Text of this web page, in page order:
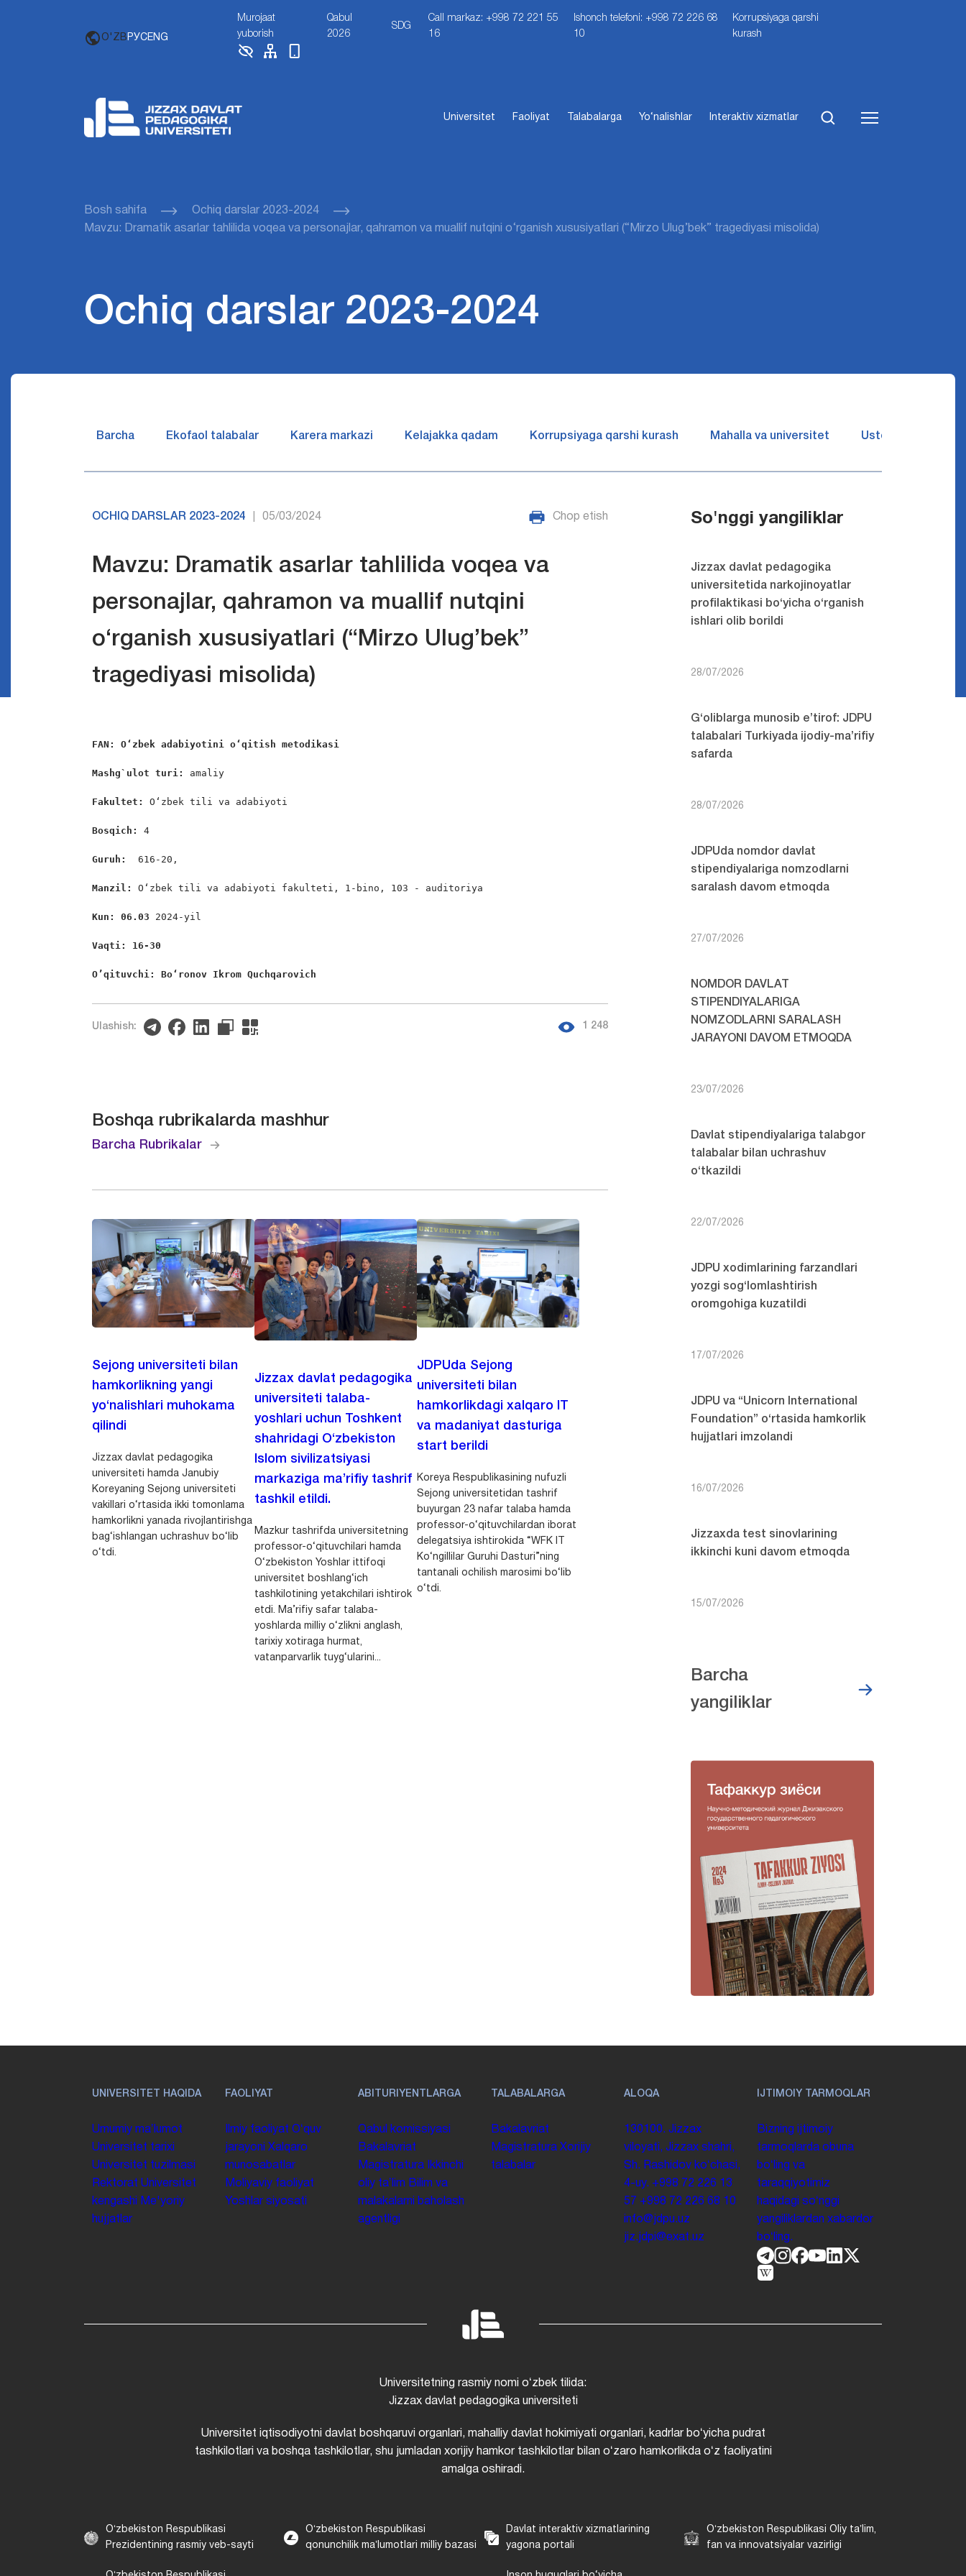
O'ZB РУСENG
Murojaat
yuborish
Qabul
2026
SDG
Call markaz: +998 72 221 55
16
Ishonch telefoni: +998 72 226 68
10
Korrupsiyaga qarshi
kurash
Universitet Faoliyat Talabalarga Yo‘nalishlar Interaktiv xizmatlar
Bosh sahifa
Ochiq darslar 2023-2024
Mavzu: Dramatik asarlar tahlilida voqea va personajlar, qahramon va muallif nutqini o‘rganish xususiyatlari (“Mirzo Ulug’bek” tragediyasi misolida)
Ochiq darslar 2023-2024
Barcha Ekofaol talabalar Karera markazi Kelajakka qadam Korrupsiyaga qarshi kurash Mahalla va universitet Ustozlar suhbatin
OCHIQ DARSLAR 2023-2024 05/03/2024 Chop etish
Mavzu: Dramatik asarlar tahlilida voqea va
personajlar, qahramon va muallif nutqini
o‘rganish xususiyatlari (“Mirzo Ulug’bek”
tragediyasi misolida)
FAN: O‘zbek adabiyotini o‘qitish metodikasi
Mashg`ulot turi: amaliy
Fakultet: O‘zbek tili va adabiyoti
Bosqich: 4
Guruh: 616-20,
Manzil: O‘zbek tili va adabiyoti fakulteti, 1-bino, 103 - auditoriya
Kun: 06.03 2024-yil
Vaqti: 16-30
O’qituvchi: Bo‘ronov Ikrom Quchqarovich
Ulashish: 1 248
Boshqa rubrikalarda mashhur
Barcha Rubrikalar
Sejong universiteti bilan
hamkorlikning yangi
yo‘nalishlari muhokama
qilindi
Jizzax davlat pedagogika
universiteti hamda Janubiy
Koreyaning Sejong universiteti
vakillari o‘rtasida ikki tomonlama
hamkorlikni yanada rivojlantirishga
bag‘ishlangan uchrashuv bo‘lib
o‘tdi.
Jizzax davlat pedagogika
universiteti talaba-
yoshlari uchun Toshkent
shahridagi O‘zbekiston
Islom sivilizatsiyasi
markaziga ma’rifiy tashrif
tashkil etildi.
Mazkur tashrifda universitetning
professor-o‘qituvchilari hamda
O‘zbekiston Yoshlar ittifoqi
universitet boshlang‘ich
tashkilotining yetakchilari ishtirok
etdi. Ma’rifiy safar talaba-
yoshlarda milliy o‘zlikni anglash,
tarixiy xotiraga hurmat,
vatanparvarlik tuyg‘ularini...
JDPUda Sejong
universiteti bilan
hamkorlikdagi xalqaro IT
va madaniyat dasturiga
start berildi
Koreya Respublikasining nufuzli
Sejong universitetidan tashrif
buyurgan 23 nafar talaba hamda
professor-o‘qituvchilardan iborat
delegatsiya ishtirokida “WFK IT
Ko‘ngillilar Guruhi Dasturi”ning
tantanali ochilish marosimi bo‘lib
o‘tdi.
So'nggi yangiliklar
Jizzax davlat pedagogika
universitetida narkojinoyatlar
profilaktikasi bo‘yicha o‘rganish
ishlari olib borildi
28/07/2026
G‘oliblarga munosib e’tirof: JDPU
talabalari Turkiyada ijodiy-ma’rifiy
safarda
28/07/2026
JDPUda nomdor davlat
stipendiyalariga nomzodlarni
saralash davom etmoqda
27/07/2026
NOMDOR DAVLAT
STIPENDIYALARIGA
NOMZODLARNI SARALASH
JARAYONI DAVOM ETMOQDA
23/07/2026
Davlat stipendiyalariga talabgor
talabalar bilan uchrashuv
o‘tkazildi
22/07/2026
JDPU xodimlarining farzandlari
yozgi sog‘lomlashtirish
oromgohiga kuzatildi
17/07/2026
JDPU va “Unicorn International
Foundation” o‘rtasida hamkorlik
hujjatlari imzolandi
16/07/2026
Jizzaxda test sinovlarining
ikkinchi kuni davom etmoqda
15/07/2026
Barcha
yangiliklar
UNIVERSITET HAQIDA
Umumiy maʼlumot
Universitet tarixi
Universitet tuzilmasi
Rektorat Universitet
kengashi
Me'yoriy
hujjatlar
FAOLIYAT
Ilmiy faoliyat Oʻquv
jarayoni Xalqaro
munosabatlar
Moliyaviy faoliyat
Yoshlar siyosati
ABITURIYENTLARGA
Qabul komissiyasi
Bakalavriat
Magistratura
Ikkinchi
oliy taʼlim Bilim va
malakalarni baholash
agentligi
TALABALARGA
Bakalavriat
Magistratura Xorijiy
talabalar
ALOQA
130100. Jizzax
viloyati, Jizzax shahri,
Sh. Rashidov koʻchasi,
4-uy. +998 72 226 13
57 +998 72 226 68 10
info@jdpu.uz
jiz.jdpi@exat.uz
IJTIMOIY TARMOQLAR
Bizning ijtimoiy
tarmoqlarda obuna
boʻling va
taraqqiyotimiz
haqidagi soʻnggi
yangiliklardan xabardor
boʻling.
Universitetning rasmiy nomi oʻzbek tilida:
Jizzax davlat pedagogika universiteti
Universitet iqtisodiyotni davlat boshqaruvi organlari, mahalliy davlat hokimiyati organlari, kadrlar boʻyicha pudrat
tashkilotlari va boshqa tashkilotlar, shu jumladan xorijiy hamkor tashkilotlar bilan oʻzaro hamkorlikda oʻz faoliyatini
amalga oshiradi.
Oʻzbekiston Respublikasi
Prezidentining rasmiy veb-sayti
Oʻzbekiston Respublikasi
qonunchilik maʼlumotlari milliy bazasi
Davlat interaktiv xizmatlarining
yagona portali
Oʻzbekiston Respublikasi Oliy taʼlim,
fan va innovatsiyalar vazirligi